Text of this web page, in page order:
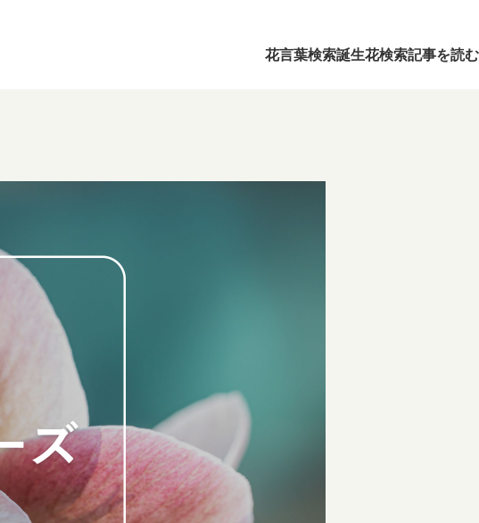
花言葉検索誕生花検索記事を読む